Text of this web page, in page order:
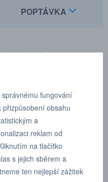
POPTÁVKA
mm (1/2")
+100°C
ocel/mosaz
ocel
C, 8,0 mm
fungování
obsahu
a
reklam od
na tlačítko
s jejich sběrem a
ten nejlepší zážitek